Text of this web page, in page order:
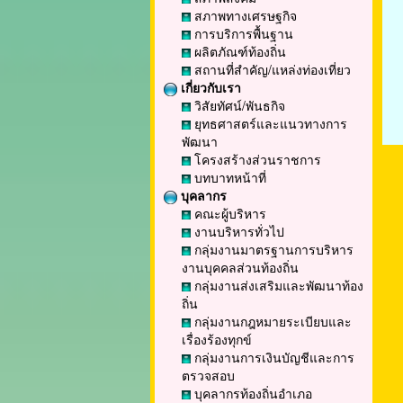
สภาพทางเศรษฐกิจ
การบริการพื้นฐาน
ผลิตภัณฑ์ท้องถิ่น
สถานที่สำคัญ/แหล่งท่องเที่ยว
เกี่ยวกับเรา
วิสัยทัศน์/พันธกิจ
ยุทธศาสตร์และแนวทางการ
พัฒนา
โครงสร้างส่วนราชการ
บทบาทหน้าที่
บุคลากร
คณะผู้บริหาร
งานบริหารทั่วไป
กลุ่มงานมาตรฐานการบริหาร
งานบุคคลส่วนท้องถิ่น
กลุ่มงานส่งเสริมและพัฒนาท้อง
ถิ่น
กลุ่มงานกฎหมายระเบียบและ
เรื่องร้องทุกข์
กลุ่มงานการเงินบัญชีและการ
ตรวจสอบ
บุคลากรท้องถิ่นอำเภอ